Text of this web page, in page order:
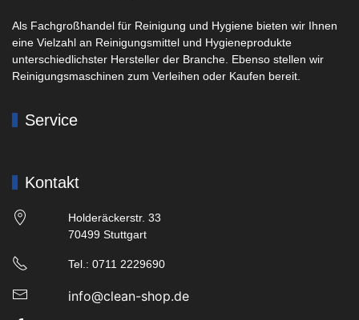
Als Fachgroßhandel für Reinigung und Hygiene bieten wir Ihnen
eine Vielzahl an Reinigungsmittel und Hygieneprodukte
unterschiedlichster Hersteller der Branche. Ebenso stellen wir
Reinigungsmaschinen zum Verleihen oder Kaufen bereit.
Service
Kontakt
Holderäckerstr. 33
70499 Stuttgart
Tel.: 0711 2229690
info@clean-shop.de